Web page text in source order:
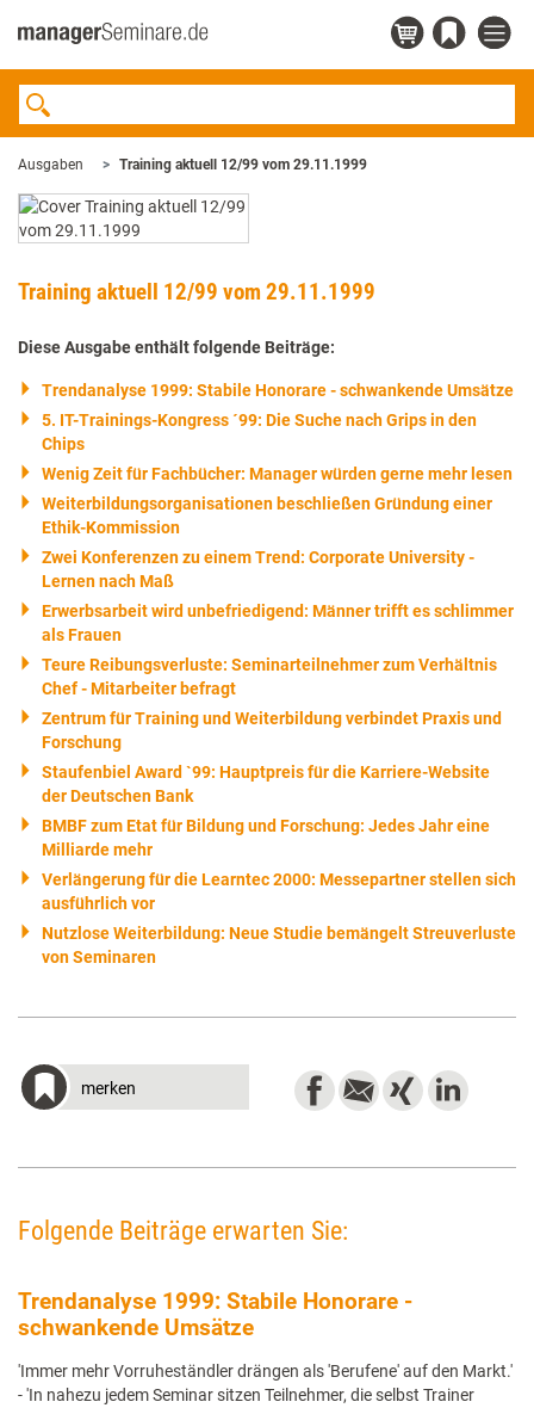
Ausgaben Training aktuell 12/99 vom 29.11.1999
Training aktuell 12/99 vom 29.11.1999
Diese Ausgabe enthält folgende Beiträge:
Trendanalyse 1999: Stabile Honorare - schwankende Umsätze
5. IT-Trainings-Kongress ´99: Die Suche nach Grips in den
Chips
Wenig Zeit für Fachbücher: Manager würden gerne mehr lesen
Weiterbildungsorganisationen beschließen Gründung einer
Ethik-Kommission
Zwei Konferenzen zu einem Trend: Corporate University -
Lernen nach Maß
Erwerbsarbeit wird unbefriedigend: Männer trifft es schlimmer
als Frauen
Teure Reibungsverluste: Seminarteilnehmer zum Verhältnis
Chef - Mitarbeiter befragt
Zentrum für Training und Weiterbildung verbindet Praxis und
Forschung
Staufenbiel Award `99: Hauptpreis für die Karriere-Website
der Deutschen Bank
BMBF zum Etat für Bildung und Forschung: Jedes Jahr eine
Milliarde mehr
Verlängerung für die Learntec 2000: Messepartner stellen sich
ausführlich vor
Nutzlose Weiterbildung: Neue Studie bemängelt Streuverluste
von Seminaren
merken
Folgende Beiträge erwarten Sie:
Trendanalyse 1999: Stabile Honorare -
schwankende Umsätze
'Immer mehr Vorruheständler drängen als 'Berufene' auf den Markt.'
- 'In nahezu jedem Seminar sitzen Teilnehmer, die selbst Trainer